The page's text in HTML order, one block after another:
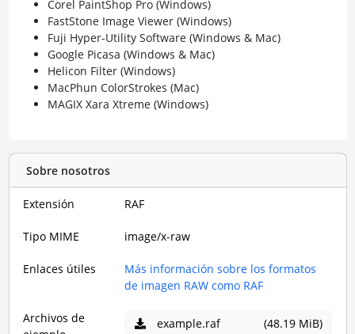
Corel PaintShop Pro (Windows)
FastStone Image Viewer (Windows)
Fuji Hyper-Utility Software (Windows & Mac)
Google Picasa (Windows & Mac)
Helicon Filter (Windows)
MacPhun ColorStrokes (Mac)
MAGIX Xara Xtreme (Windows)
Sobre nosotros
Extensión RAF
Tipo MIME image/x-raw
Enlaces útiles
Más información sobre los formatos
de imagen RAW como RAF
Archivos de
example.raf (48.19 MiB)